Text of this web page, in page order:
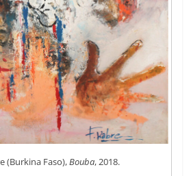
(Burkina Faso),Bouba, 2018.